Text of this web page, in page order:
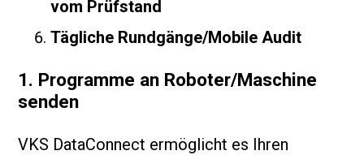
vom Prüfstand
Tägliche Rundgänge/Mobile Audit
1. Programme an Roboter/Maschine
senden
VKS DataConnect ermöglicht es Ihren